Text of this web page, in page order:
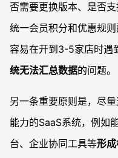
否需要更换版本、是否
统一会员积分和优惠规
容易在开到3-5家店时遇
统无法汇总数据的问题。
另一条重要原则是，尽
能力的SaaS系统，例如
台、企业协同工具等形